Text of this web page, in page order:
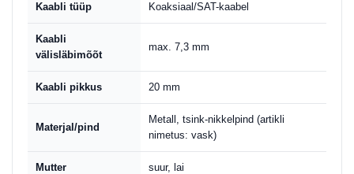
Kaabli tüüp Koaksiaal/SAT-kaabel
Kaabli
välisläbimõõt
max. 7,3 mm
Kaabli pikkus 20 mm
Materjal/pind
Metall, tsink-nikkelpind (artikli
nimetus: vask)
Mutter suur, lai